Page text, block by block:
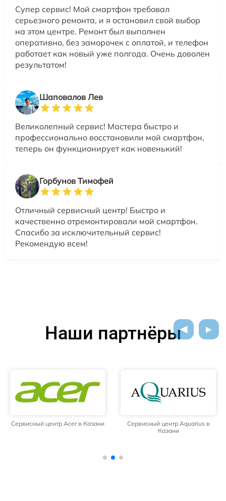
Супер сервис! Мой смартфон требовал
серьезного ремонта, и я остановил свой выбор
на этом центре. Ремонт был выполнен
оперативно, без заморочек с оплатой, и телефон
работает как новый уже полгода. Очень доволен
результатом!
Шаповалов Лев
Великолепный сервис! Мастера быстро и
профессионально восстановили мой смартфон,
теперь он функционирует как новенький!
Горбунов Тимофей
Отличный сервисный центр! Быстро и
качественно отремонтировали мой смартфон.
Спасибо за исключительный сервис!
Рекомендую всем!
Наши партнёры
Сервисный центр Acer в Казани
Сервисный центр Aquarius в
Казани